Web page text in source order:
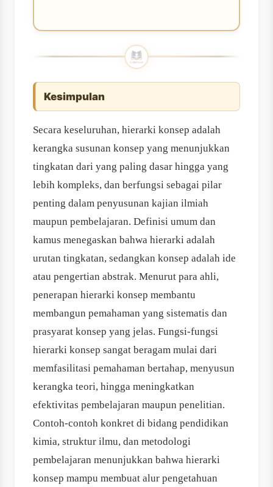
Kesimpulan
Secara keseluruhan, hierarki konsep adalah
kerangka susunan konsep yang menunjukkan
tingkatan dari yang paling dasar hingga yang
lebih kompleks, dan berfungsi sebagai pilar
penting dalam penyusunan kajian ilmiah
maupun pembelajaran. Definisi umum dan
kamus menegaskan bahwa hierarki adalah
urutan tingkatan, sedangkan konsep adalah ide
atau pengertian abstrak. Menurut para ahli,
penerapan hierarki konsep membantu
membangun pemahaman yang sistematis dan
prasyarat konsep yang jelas. Fungsi-fungsi
hierarki konsep sangat beragam mulai dari
memfasilitasi pemahaman bertahap, menyusun
kerangka teori, hingga meningkatkan
efektivitas pembelajaran maupun penelitian.
Contoh-contoh konkret di bidang pendidikan
kimia, struktur ilmu, dan metodologi
pembelajaran menunjukkan bahwa hierarki
konsep mampu membuat alur pengetahuan